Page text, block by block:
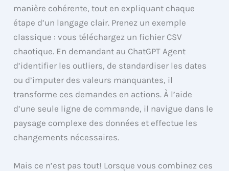
manière cohérente, tout en expliquant chaque
étape d’un langage clair. Prenez un exemple
classique : vous téléchargez un fichier CSV
chaotique. En demandant au ChatGPT Agent
d’identifier les outliers, de standardiser les dates
ou d’imputer des valeurs manquantes, il
transforme ces demandes en actions. À l’aide
d’une seule ligne de commande, il navigue dans le
paysage complexe des données et effectue les
changements nécessaires.
Mais ce n’est pas tout! Lorsque vous combinez ces